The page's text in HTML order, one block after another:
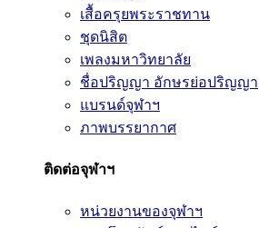
เสื้อครุยพระราชทาน
ชุดนิสิต
เพลงมหาวิทยาลัย
ชื่อปริญญา อักษรย่อปริญญา
แบรนด์จุฬาฯ
ภาพบรรยากาศ
ติดต่อจุฬาฯ
หน่วยงานของจุฬาฯ